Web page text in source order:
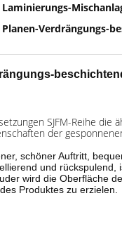
Laminierungs-
Planen-Verdrängungs-
SJFM-Reihe
der
schöner Auftritt,
und rückspulend,
wird die Oberfläche
Produktes zu erzielen.